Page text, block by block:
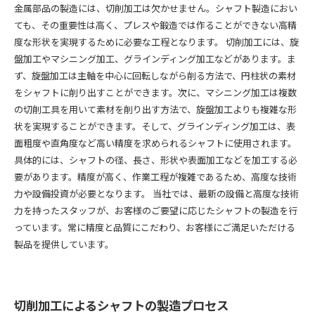
金属部品の製造には、切削加工は欠かせません。シャフト製造におい
ても、その重要性は高く、プレスや鍛造では作ることができない高精
度な形状を実現するために必要な工程となります。 切削加工には、旋
盤加工やマシニング加工、グラインディング加工などがあります。ま
ず、旋盤加工は主軸を中心に回転しながら削る方法で、円柱状の素材
をシャフトに削り出すことができます。次に、マシニング加工は複数
の切削工具を用いて素材を削り出す方法で、旋盤加工よりも複雑な形
状を実現することができます。そして、グラインディング加工は、表
面粗度や直角度など高い精度を求められるシャフトに使用されます。
具体的には、シャフトの径、長さ、形状や表面加工などを加工する必
要があります。精度が高く、作業工程が複雑であるため、高度な技術
力や設備投資が必要となります。 当社では、最新の設備と高度な技術
力を持ったスタッフが、お客様のご要望に応じたシャフトの製造を行
っています。常に精度と品質にこだわり、お客様にご満足いただける
製品を提供しています。
切削加工によるシャフトの製造プロセス